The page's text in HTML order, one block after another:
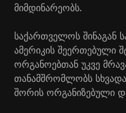
მიმდინარეობს.
საქართველოს შინაგან
ამერიკის შეერთებული
ორგანოებთან უკვე
თანამშრომლობს
შორის ორგანიზებული